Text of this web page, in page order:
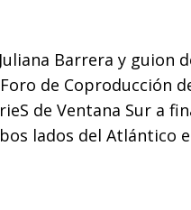
Barrera y guion
de Coproducción
de Ventana Sur a
lados del Atlántico